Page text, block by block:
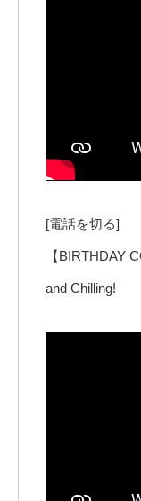
[電話を切る]
【BIRTHDAY
and Chilling!